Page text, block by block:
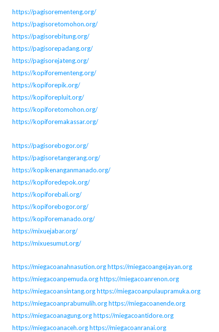
https://pagisorementeng.org/
https://pagisoretomohon.org/
https://pagisorebitung.org/
https://pagisorepadang.org/
https://pagisorejateng.org/
https://kopiforementeng.org/
https://kopiforepik.org/
https://kopiforepluit.org/
https://kopiforetomohon.org/
https://kopiforemakassar.org/
https://pagisorebogor.org/
https://pagisoretangerang.org/
https://kopikenanganmanado.org/
https://kopiforedepok.org/
https://kopiforebali.org/
https://kopiforebogor.org/
https://kopiforemanado.org/
https://mixuejabar.org/
https://mixuesumut.org/
https://miegacoanahnasution.orghttps://miegacoangejayan.org
https://miegacoanpemuda.orghttps://miegacoanrenon.org
https://miegacoansintang.orghttps://miegacoanpulaupramuka.org
https://miegacoanprabumulih.orghttps://miegacoanende.org
https://miegacoanagung.orghttps://miegacoantidore.org
https://miegacoanaceh.orghttps://miegacoanranai.org